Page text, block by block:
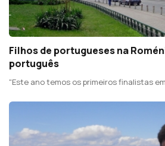
Filhos de portugueses na
português
"Este ano temos os primeiros finalistas